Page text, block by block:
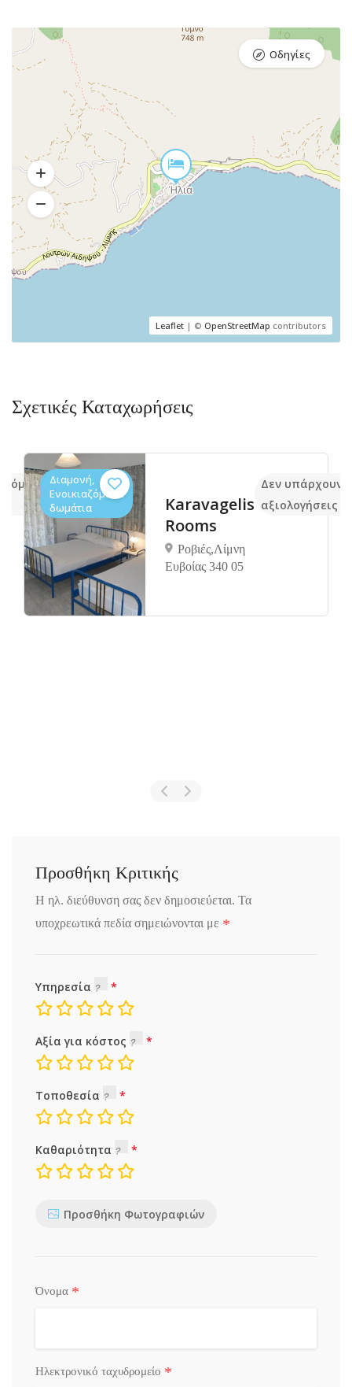
Leaflet | © OpenStreetMap contributors
Οδηγίες
Σχετικές Καταχωρήσεις
Διαμονή,
Ενοικιαζόμενα
δωμάτια
Karavagelis
Rooms
Ροβιές,Λίμνη
Ευβοίας 340 05
Δεν υπάρχουν
αξιολογήσεις
Προσθήκη Κριτικής
Η ηλ. διεύθυνση σας δεν δημοσιεύεται. Τα
υποχρεωτικά πεδία σημειώνονται με *
Υπηρεσία
Αξία για κόστος
Τοποθεσία
Καθαριότητα
Προσθήκη Φωτογραφιών
Όνομα *
Ηλεκτρονικό ταχυδρομείο *